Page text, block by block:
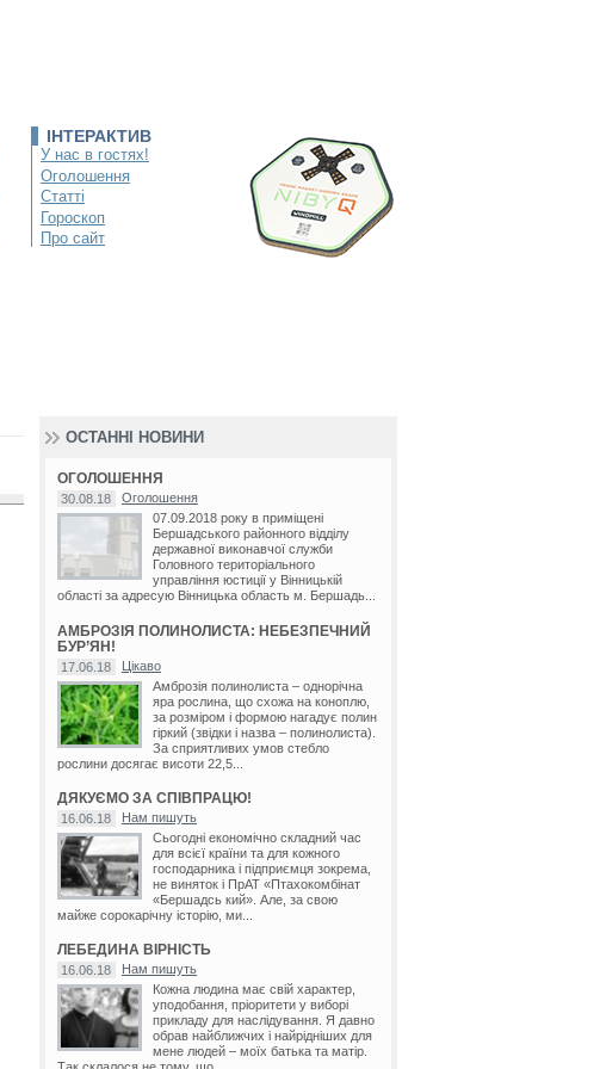
ІНТЕРАКТИВ
У нас в гостях!
Оголошення
Статті
Гороскоп
Про сайт
ОСТАННІ НОВИНИ
ОГОЛОШЕННЯ
30.08.18
Оголошення
07.09.2018 року в приміщені
Бершадського районного відділу
державної виконавчої служби
Головного територіального
управління юстиції у Вінницькій
області за адресую Вінницька область м. Бершадь...
АМБРОЗІЯ ПОЛИНОЛИСТА: НЕБЕЗПЕЧНИЙ
БУР’ЯН!
17.06.18
Цікаво
Амброзія полинолиста – однорічна
яра рослина, що схожа на коноплю,
за розміром і формою нагадує полин
гіркий (звідки і назва – полинолиста).
За сприятливих умов стебло
рослини досягає висоти 22,5...
ДЯКУЄМО ЗА СПІВПРАЦЮ!
16.06.18
Нам пишуть
Сьогодні економічно складний час
для всієї країни та для кожного
господарника і підприємця зокрема,
не виняток і ПрАТ «Птахокомбінат
«Бершадсь кий». Але, за свою
майже сорокарічну історію, ми...
ЛЕБЕДИНА ВІРНІСТЬ
16.06.18
Нам пишуть
Кожна людина має свій характер,
уподобання, пріоритети у виборі
прикладу для наслідування. Я давно
обрав найближчих і найрідніших для
мене людей – моїх батька та матір.